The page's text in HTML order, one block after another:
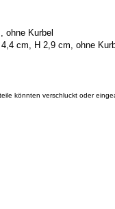
ohne Kurbel
cm, H 2,9 cm, ohne
könnten verschluckt oder